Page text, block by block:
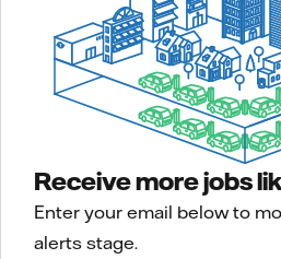
Receive more jobs
Enter your email below to
alerts stage.